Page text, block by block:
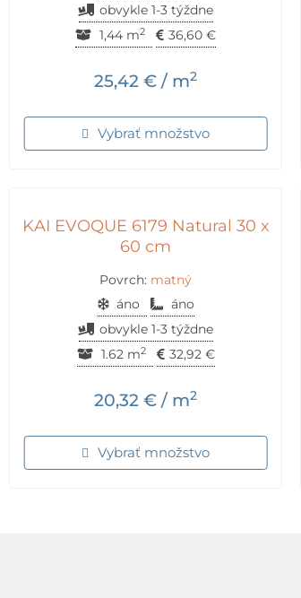
obvykle 1-3 týždne
1,44 m2 36,60 €
25,42 € / m2
Vybrať množstvo
KAI EVOQUE 6179 Natural 30 x
60 cm
Povrch: matný
áno
áno
obvykle 1-3 týždne
1.62 m2 32,92 €
20,32 € / m2
Vybrať množstvo